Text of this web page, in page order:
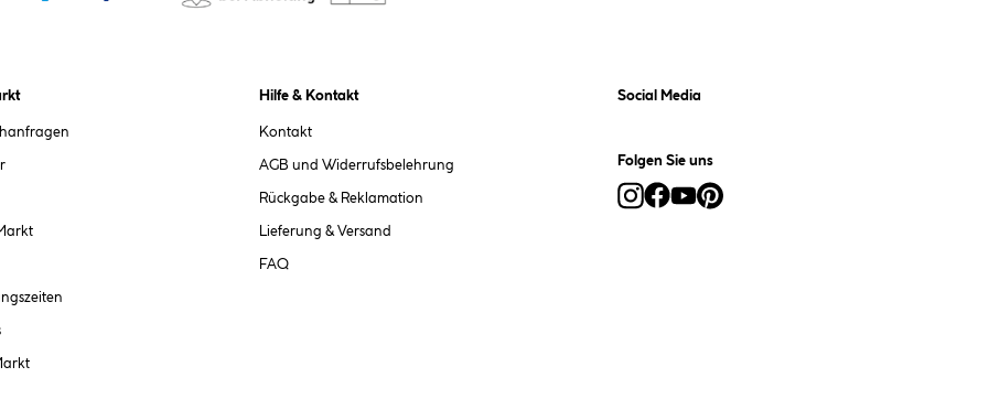
Hilfe & Kontakt
Kontakt
AGB und Widerrufsbelehrung
Rückgabe & Reklamation
Lieferung & Versand
FAQ
Social Media
Folgen Sie uns